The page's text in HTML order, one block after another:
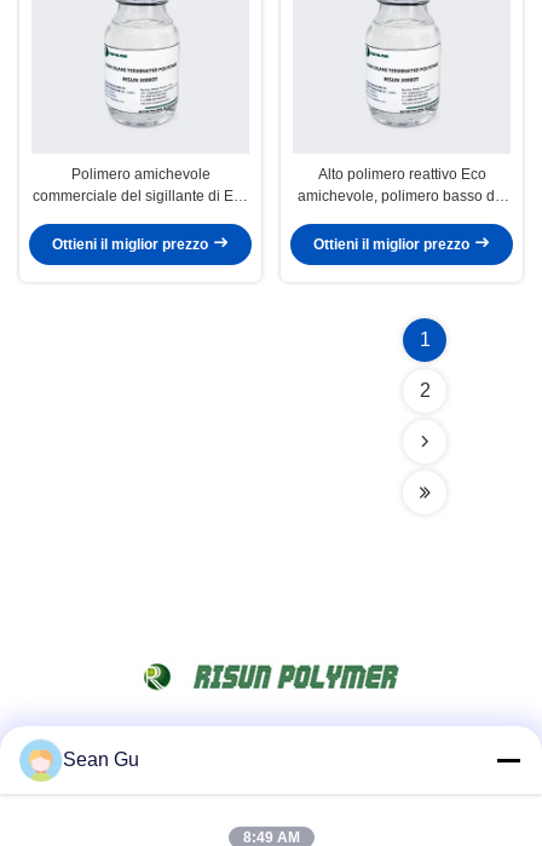
Polimero amichevole
commerciale del sigillante di Eco
riempimento di Gap
Ottieni il miglior prezzo
Alto polimero reattivo Eco
amichevole, polimero basso del
CILINDRICO del modulo
Ottieni il miglior prezzo
1
2
Sean Gu
8:49 AM